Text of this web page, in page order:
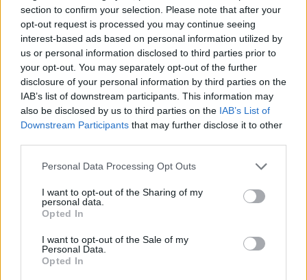
section to confirm your selection. Please note that after your
opt-out request is processed you may continue seeing
interest-based ads based on personal information utilized by
us or personal information disclosed to third parties prior to
your opt-out. You may separately opt-out of the further
disclosure of your personal information by third parties on the
IAB’s list of downstream participants. This information may
also be disclosed by us to third parties on the IAB’s List of
Downstream Participants that may further disclose it to other
Personal Data Processing Opt Outs
I want to opt-out of the Sharing of my
personal data.
Opted In
I want to opt-out of the Sale of my
Personal Data.
Opted In
Artigo anterior
Juventude de Pedras Salgadas
um clube com relevância no
o panorama nacional
Próximo artigo
Estes são os árbitros
nomeados para os jogos dos
Últimas notícias